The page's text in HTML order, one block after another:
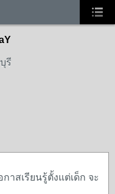
รี
สเรียนรู้ตั้งแต่เด็ก จะ